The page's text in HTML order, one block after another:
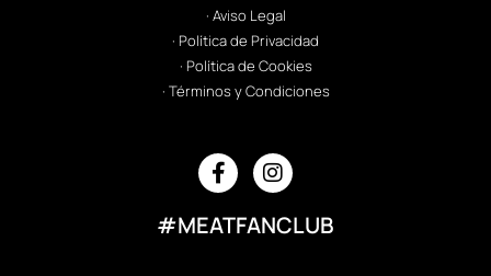
· Aviso Legal
· Política de Privacidad
· Política de Cookies
· Términos y Condiciones
#MEATFANCLUB